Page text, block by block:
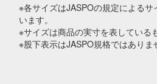
※各サイズはJASPOの規定による
います。
※サイズは商品の実寸を表している
※股下表示はJASPO規格ではありま